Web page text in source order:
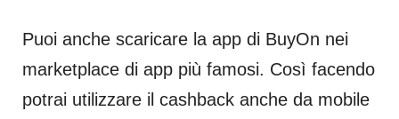
Puoi anche scaricare la app di BuyOn nei
marketplace di app più famosi. Così facendo
potrai utilizzare il cashback anche da mobile